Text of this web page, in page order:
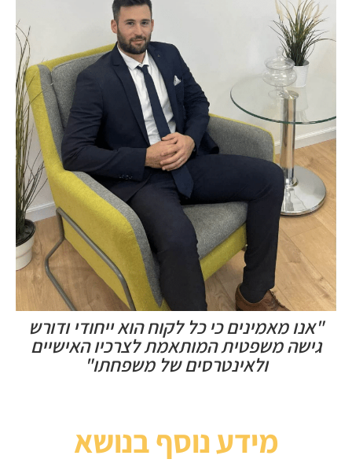
"אנו מאמינים כי כל לקוח הוא ייחודי ודורש
גישה משפטית המותאמת לצרכיו האישיים
ולאינטרסים של משפחתו"
מידע נוסף בנושא